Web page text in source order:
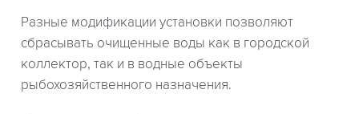
Разные модификации установки позволяют
сбрасывать очищенные воды как в городской
коллектор, так и в водные объекты
рыбохозяйственного назначения.